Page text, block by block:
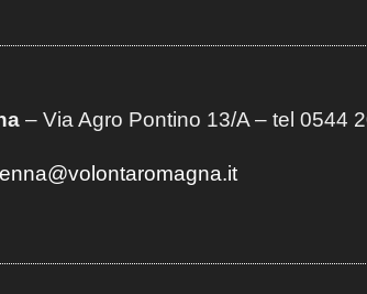
– Via Agro Pontino 13/A– tel 0544